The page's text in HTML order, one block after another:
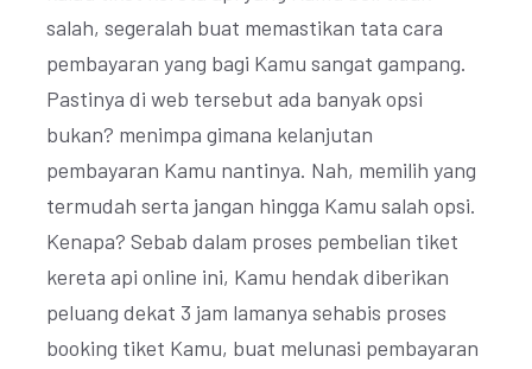
salah, segeralah buat memastikan tata cara
pembayaran yang bagi Kamu sangat gampang.
Pastinya di web tersebut ada banyak opsi
bukan? menimpa gimana kelanjutan
pembayaran Kamu nantinya. Nah, memilih yang
termudah serta jangan hingga Kamu salah opsi.
Kenapa? Sebab dalam proses pembelian tiket
kereta api online ini, Kamu hendak diberikan
peluang dekat 3 jam lamanya sehabis proses
booking tiket Kamu, buat melunasi pembayaran